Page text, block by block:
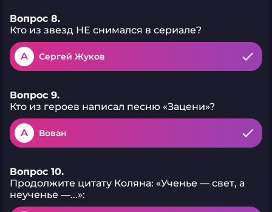
Вопрос 8.
Кто из звезд НЕ снимался в сериале?
A Сергей Жуков
Вопрос 9.
Кто из героев написал песню «Зацени»?
A Вован
Вопрос 10.
Продолжите цитату Коляна: «Ученье — свет, а
неученье —...»: